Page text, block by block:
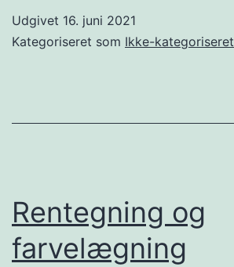
Udgivet 16. juni 2021
Kategoriseret som Ikke-kategoriseret
Rentegning og
farvelægning